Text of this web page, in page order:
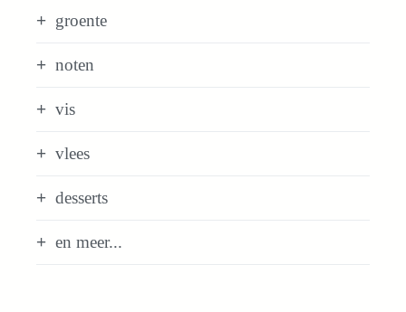
groente
noten
vis
vlees
desserts
en meer...